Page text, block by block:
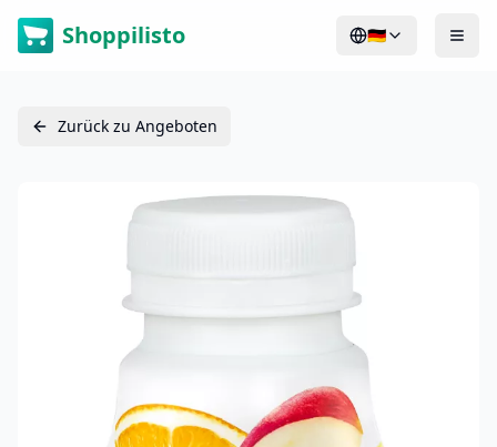
Shoppilisto 🇩🇪
Zurück zu Angeboten